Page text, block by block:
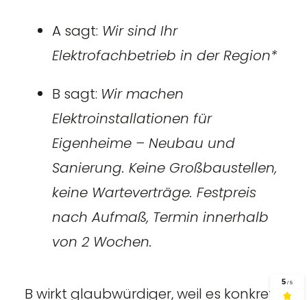
A sagt: Wir sind Ihr
Elektrofachbetrieb in der Region*
B sagt: Wir machen
Elektroinstallationen für
Eigenheime – Neubau und
Sanierung. Keine Großbaustellen,
keine Warteverträge. Festpreis
nach Aufmaß, Termin innerhalb
von 2 Wochen.
B wirkt glaubwürdiger, weil es konkret,